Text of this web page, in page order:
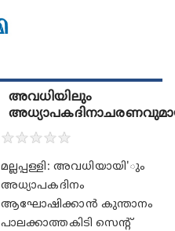
അവധിയിലും
★★★★★
മല്ലപ്പള്ളി: അവധിയായി'ും
അധ്യാപകദിനം
ആഘോഷിക്കാന്‍ കുന്താനം
പാലക്കാത്തകിടി സെന്റ്